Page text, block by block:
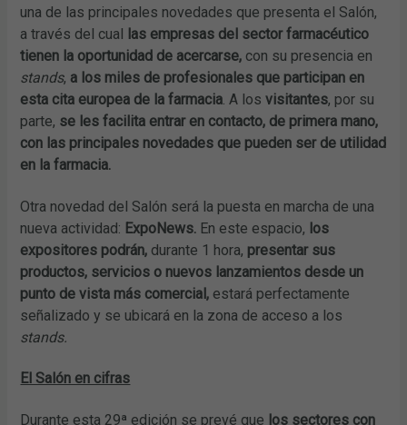
una de las principales novedades que presenta el Salón,
a través del cual las empresas del sector farmacéutico
tienen la oportunidad de acercarse, con su presencia en
stands, a los miles de profesionales que participan en
esta cita europea de la farmacia . A losvisitantes, por su
parte, se les facilita entrar en contacto, de primera mano,
con las principales novedades que pueden ser de utilidad
en la farmacia.
Otra novedad del Salón será la puesta en marcha de una
nueva actividad: ExpoNews. En este espacio, los
expositores podrán, durante 1 hora, presentar sus
productos, servicios o nuevos lanzamientos desde un
punto de vista más comercial, estará perfectamente
señalizado y se ubicará en la zona de acceso a los
stands.
El Salón en cifras
Durante esta 29ª edición se prevé que los sectores con